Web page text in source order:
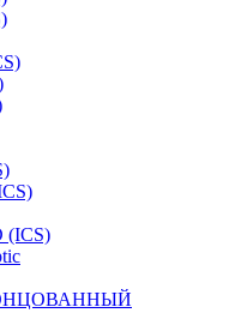
(ICS)